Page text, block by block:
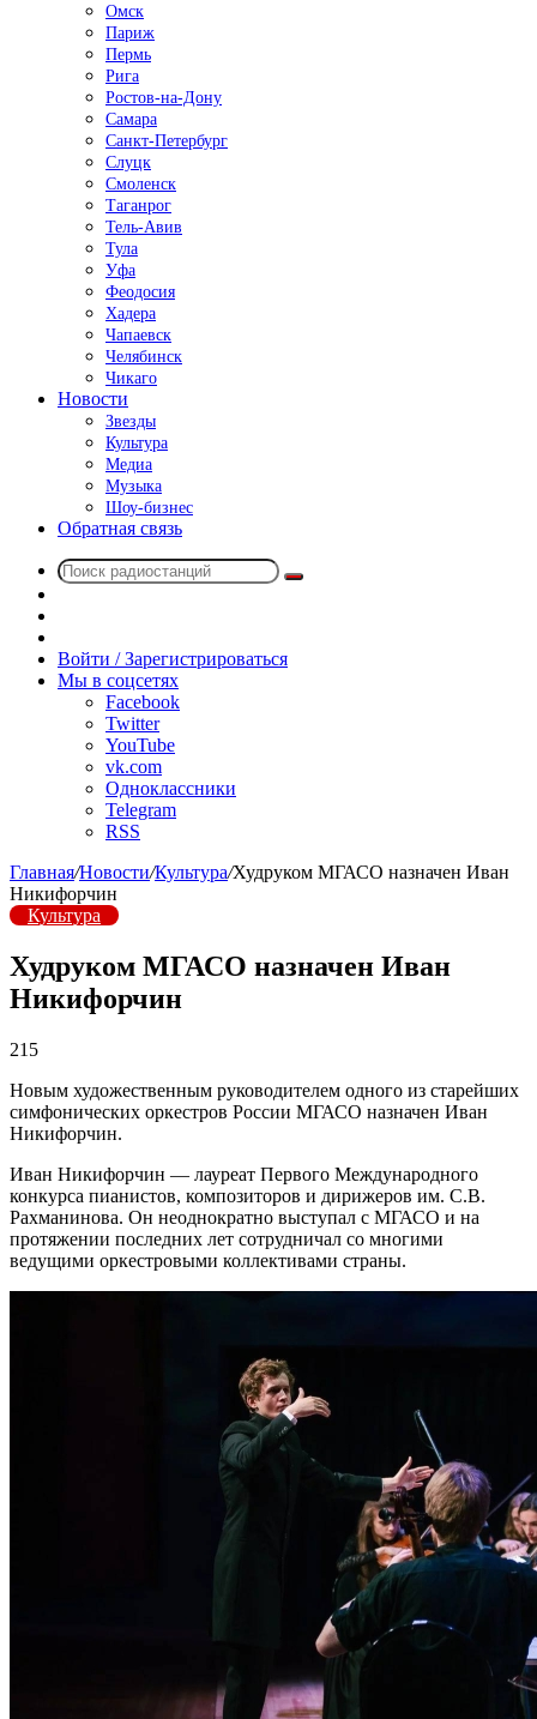
Омск
Париж
Пермь
Рига
Ростов-на-Дону
Самара
Санкт-Петербург
Слуцк
Смоленск
Таганрог
Тель-Авив
Тула
Уфа
Феодосия
Хадера
Чапаевск
Челябинск
Чикаго
Новости
Звезды
Культура
Медиа
Музыка
Шоу-бизнес
Обратная связь
Поиск
радио
Войти / Зарегистрироваться
Мы в соцсетях
Facebook
Twitter
YouTube
vk.com
Одноклассники
Telegram
RSS
Главная/Новости/Культура/Худруком МГАСО назначен Иван
Никифорчин
Культура
Худруком МГАСО назначен Иван
Никифорчин
215
Новым художественным руководителем одного из старейших
симфонических оркестров России МГАСО назначен Иван
Никифорчин.
Иван Никифорчин — лауреат Первого Международного
конкурса пианистов, композиторов и дирижеров им. С.В.
Рахманинова. Он неоднократно выступал с МГАСО и на
протяжении последних лет сотрудничал со многими
ведущими оркестровыми коллективами страны.